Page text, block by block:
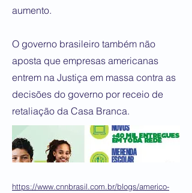
aumento.
O governo brasileiro também não
aposta que empresas americanas
entrem na Justiça em massa contra as
decisões do governo por receio de
retaliação da Casa Branca.
https://www.cnnbrasil.com.br/blogs/americo-